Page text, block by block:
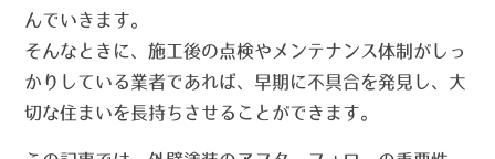
んでいきます。
そんなときに、施工後の点検やメンテナンス体制がしっ
かりしている業者であれば、 早期に不具合を発見し、大
切な住まいを長持ちさせる ことができます。